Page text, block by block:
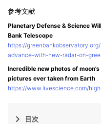
Planetary Defense & Science
Bank Telescope
https://
advance-with-new-radar-on-
Incredible new photos of
pictures ever taken from Earth
https://www.livescience.com/
目次